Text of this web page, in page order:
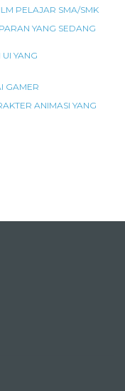
PELAJAR SMA/SMK
YANG SEDANG
YANG
GAMER
ANIMASI YANG